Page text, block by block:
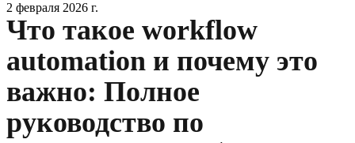
2 февраля 2026 г.
Что такое workflow
automation и почему это
важно: Полное
руководство по